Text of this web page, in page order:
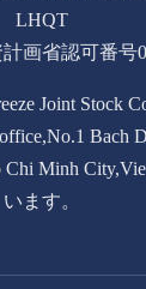
LHQT
画省認可番号
Joint Stock
Bach
Chi Minh
います。